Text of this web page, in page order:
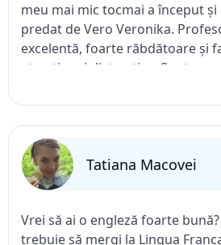
meu mai mic tocmai a început și
predat de Vero Veronika.
excelentă, foarte răbdătoare și
atractive și distractive. Sunt
cunoștințele de limba engleză
Veronicăi. Recomand cu
străine Lingua Franca pentru
învețe limba engleză!
Tatiana Macovei
Vrei să ai o engleză foarte
trebuie să mergi la Lingua